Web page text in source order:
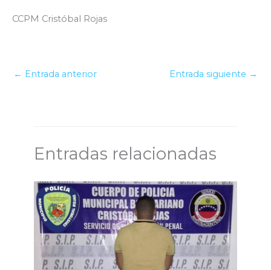
CCPM Cristóbal Rojas
← Entrada anterior Entrada siguiente →
Entradas relacionadas